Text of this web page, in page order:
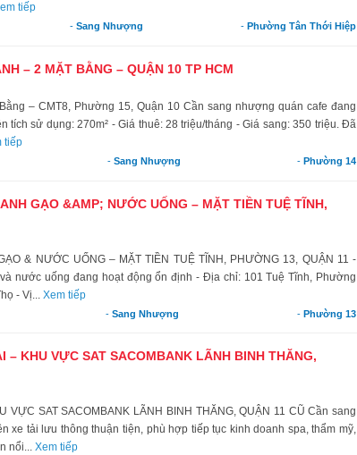
tiếp
- Sang Nhượng - Phường Tân Thới Hiệp
– 2 MẶT BẰNG – QUẬN 10 TP HCM
– CMT8, Phường 15, Quận 10 Cần sang nhượng quán cafe đang
tích sử dụng: 270m² - Giá thuê: 28 triệu/tháng - Giá sang: 350 triệu. Đã
tiếp
- Sang Nhượng - Phường 14
GẠO &AMP; NƯỚC UỐNG – MẶT TIỀN TUỆ TĨNH,
& NƯỚC UỐNG – MẶT TIỀN TUỆ TĨNH, PHƯỜNG 13, QUẬN 11 -
nước uống đang hoạt động ổn định - Địa chỉ: 101 Tuệ Tĩnh, Phường
- Vị... Xem tiếp
- Sang Nhượng - Phường 13
– KHU VỰC SAT SACOMBANK LÃNH BINH THĂNG,
VỰC SAT SACOMBANK LÃNH BINH THĂNG, QUẬN 11 CŨ Cần sang
xe tải lưu thông thuận tiện, phù hợp tiếp tục kinh doanh spa, thẩm mỹ,
nổi... Xem tiếp